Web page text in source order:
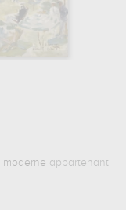
moderne appartenant